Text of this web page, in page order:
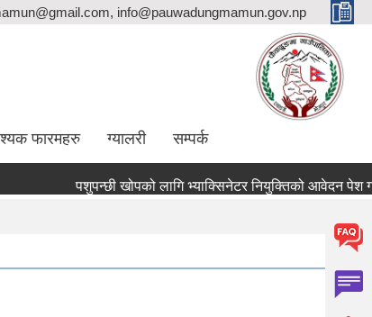
info@pauwadungmamun.gov.np
फारमहरु ग्यालरी सम्पर्क
पशुपन्छी खोपको लागि भ्याक्सिनेटर नियुक्तिको आवेदन पेश गर्ने